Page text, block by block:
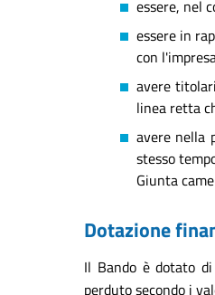
essere, nel
essere in
con
avere
linea retta
avere nella
stesso
Giunta
Dotazione
Il Bando è dotato
perduto secondo i